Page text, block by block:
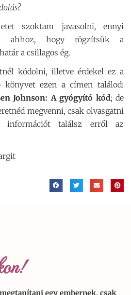
szoktam javasolni, ennyi
ahhoz, hogy rögzítsük a
a csillagos ég.
kódolni, illetve érdekel ez a
ezen a címen találod:
Johnson: A gyógyító kód; de
megvenni, csak olvasgatni
információt találsz erről az
egy embernek, csak